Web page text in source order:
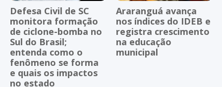
Defesa Civil de SC
monitora formação
de ciclone-bomba no
Sul do Brasil;
entenda como o
fenômeno se forma
e quais os impactos
no estado
Araranguá avança
nos índices do IDEB e
registra crescimento
na educação
municipal